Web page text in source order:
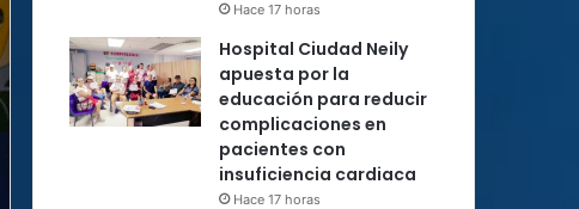
Hace 17 horas
Hospital Ciudad Neily
apuesta por la
educación para reducir
complicaciones en
pacientes con
insuficiencia cardiaca
Hace 17 horas